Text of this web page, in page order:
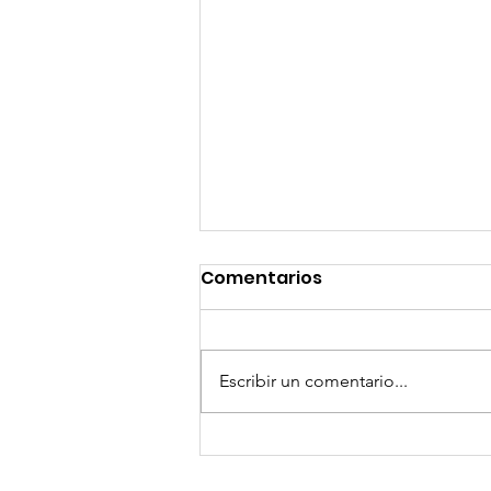
GoMapTravelByFraveo
Comentarios
Escribir un comentario...